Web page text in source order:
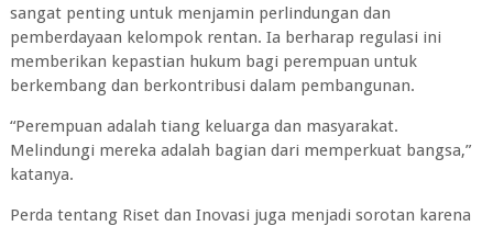
sangat penting untuk menjamin perlindungan dan
pemberdayaan kelompok rentan. Ia berharap regulasi ini
memberikan kepastian hukum bagi perempuan untuk
berkembang dan berkontribusi dalam pembangunan.
“Perempuan adalah tiang keluarga dan masyarakat.
Melindungi mereka adalah bagian dari memperkuat bangsa,”
katanya.
Perda tentang Riset dan Inovasi juga menjadi sorotan karena